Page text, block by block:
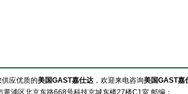
应优质的美国GAST嘉仕达 ，欢迎来电咨询美国GAST嘉
黄浦区北京东路668号科技京城东楼27楼C1室 邮编：